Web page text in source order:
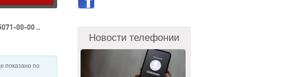
00-00 ..
показано по
Новости телефонии